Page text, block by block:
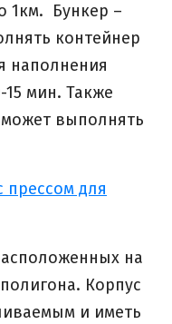
1км. Бункер –
контейнер
наполнения
15 мин. Также
выполнять
прессом для
на
Корпус
и иметь